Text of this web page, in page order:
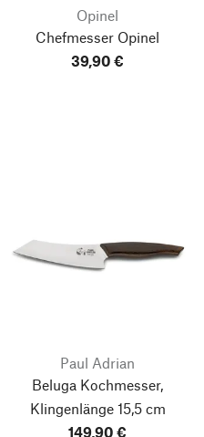
Opinel
Chefmesser Opinel
39,90 €
Paul Adrian
Beluga Kochmesser,
Klingenlänge 15,5 cm
149,90 €